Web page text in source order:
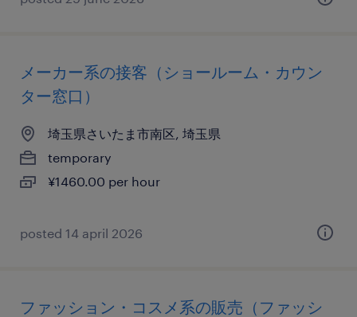
メーカー系の接客（ショールーム・カウン
ター窓口）
埼玉県さいたま市南区, 埼玉県
temporary
¥1460.00 per hour
posted 14 april 2026
ファッション・コスメ系の販売（ファッシ